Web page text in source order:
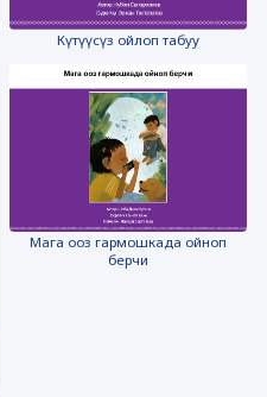
Күтүүсүз ойлоп табуу
Мага ооз гармошкада ойноп
берчи